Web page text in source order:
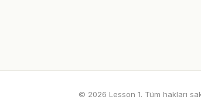
© 2026 Lesson 1. Tüm hakları